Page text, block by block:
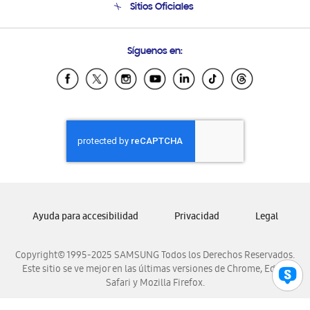
Seguimiento de tu pedido
Soporte vía eMail
Sitios Oficiales
Samsung Ecuador
Samsung El Salvador
Samsung Honduras
Samsung Nicaragua
Samsung Panamá
Samsung Venezuela
Síguenos en:
Copyright© 1995-2025 SAMSUNG Todos los Derechos Reservados.
Este sitio se ve mejor en las últimas versiones de Chrome, Edge,
Safari y Mozilla Firefox.
Ayuda para accesibilidad Privacidad Legal